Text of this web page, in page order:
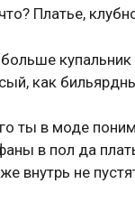
Платье,
как
ты в моде
в пол да
внутрь не